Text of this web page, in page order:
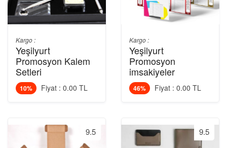
Kargo :
Yeşilyurt
Promosyon Kalem
Setleri
10% Fiyat : 0.00 TL
9.5
Kargo :
Yeşilyurt
Promosyon
imsakiyeler
46% Fiyat : 0.00 TL
9.5